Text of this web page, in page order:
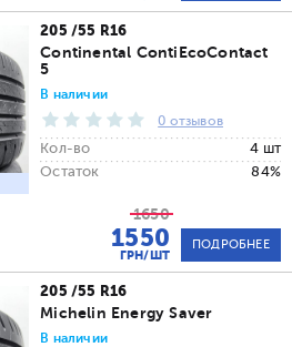
205 /55 R16
Continental ContiEcoContact
5
В наличии
0 отзывов
Кол-во
4 шт
Остаток
84%
1650
1550
ГРН/ШТ
ПОДРОБНЕЕ
205 /55 R16
Michelin Energy Saver
В наличии